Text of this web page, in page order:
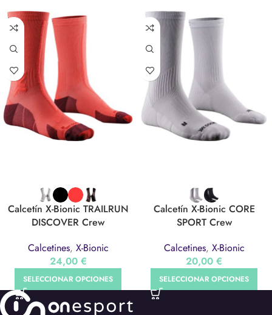
Calcetín X-Bionic TRAILRUN
DISCOVER Crew
Calcetines, X-Bionic
24,00 €
SELECCIONAR OPCIONES
Calcetín X-Bionic CORE
SPORT Crew
Calcetines, X-Bionic
20,00 €
SELECCIONAR OPCIONES